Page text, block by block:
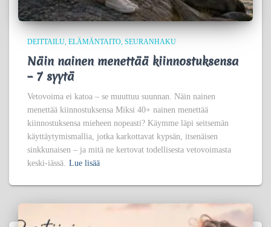
DEITTAILU ELÄMÄNTAITO SEURANHAKU
Näin nainen menettää kiinnostuksensa
– 7 syytä
Vetovoima ei katoa – se muuttuu suunnan. Näin nainen
menettää kiinnostuksensa Miksi 40+ nainen menettää
kiinnostuksensa mieheen nopeasti? Käymme läpi seitsemän
käyttäytymismallia, jotka karkottavat kypsän, itsenäisen
sinkkunaisen – ja mitä ne kertovat todellisesta vetovoimasta
keski-iässä. Lue lisää